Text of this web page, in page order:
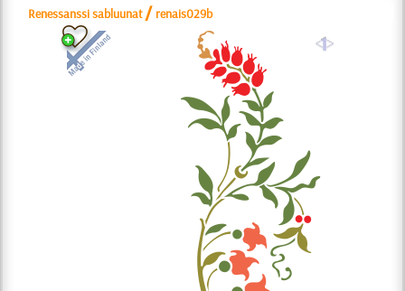
Renessanssi sabluunat / renais029b
a